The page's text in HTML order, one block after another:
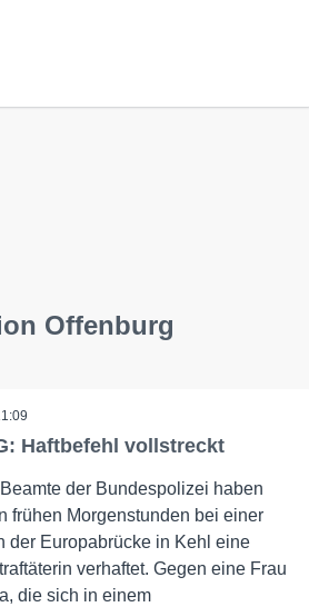
Offenburg
Haftbefehl vollstreckt
der Bundespolizei haben
frühen Morgenstunden bei einer
der Europabrücke in Kehl eine
verhaftet. Gegen eine Frau
die sich in einem